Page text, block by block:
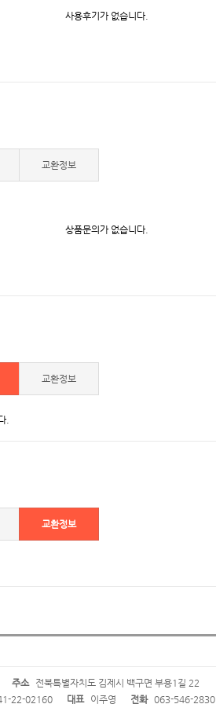
사용후기가 없습니다.
교환정보
상품문의가 없습니다.
교환정보
.
교환정보
주소
전북특별자치도 김제시 백구면 부용1길 22
22-02160 대표 이주영 전화 063-546-2830